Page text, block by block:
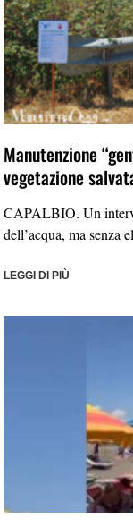
Manutenzione
vegetazione
CAPALBIO. Un
dell’acqua, ma senza
LEGGI DI PIÙ